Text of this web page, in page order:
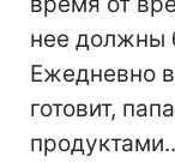
нее должны
Ежедневно
готовит,